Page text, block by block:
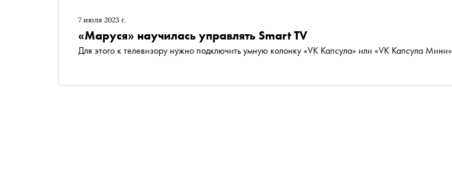
7 июля 2023 г.
«Маруся» научилась управлять Smart TV
Для этого к телевизору нужно подключить умную колонку «VK Капсула» или «VK Капсула Мини»